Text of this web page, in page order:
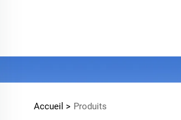
Accueil > Produits